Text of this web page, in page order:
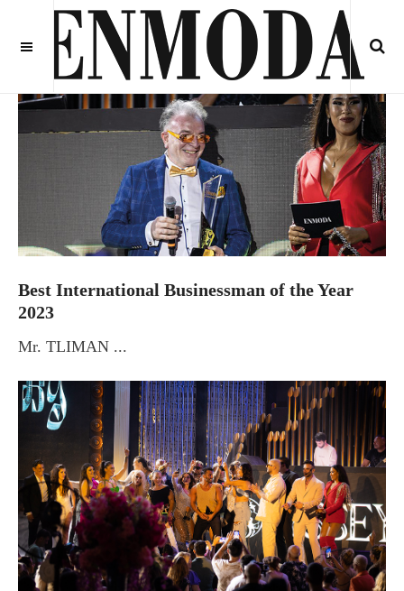
Best International Businessman of the Year
2023
Mr. TLIMAN ...